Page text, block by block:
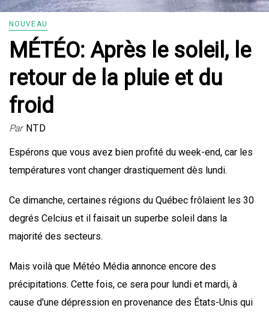
NOUVEAU
MÉTÉO: Après le soleil, le
retour de la pluie et du
froid
Par NTD
Espérons que vous avez bien profité du week-end, car les
températures vont changer drastiquement dès lundi.
Ce dimanche, certaines régions du Québec frôlaient les 30
degrés Celcius et il faisait un superbe soleil dans la
majorité des secteurs.
Mais voilà que Météo Média annonce encore des
précipitations. Cette fois, ce sera pour lundi et mardi, à
cause d'une dépression en provenance des États-Unis qui